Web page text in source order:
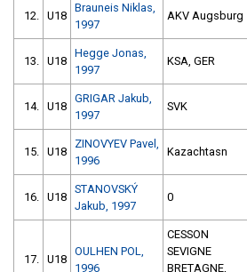
12. U18
Brauneis Niklas,
1997
AKV Augsburg
13. U18
Hegge Jonas,
1997
KSA, GER
14. U18
GRIGAR Jakub,
1997
SVK
15. U18
ZINOVYEV Pavel,
1996
Kazachtasn
16. U18
STANOVSKÝ
Jakub, 1997
0
17. U18
OULHEN POL,
1996
CESSON
SEVIGNE
BRETAGNE,